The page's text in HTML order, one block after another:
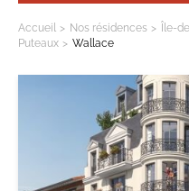
Accueil Nos résidences Île-
Puteaux
Wallace